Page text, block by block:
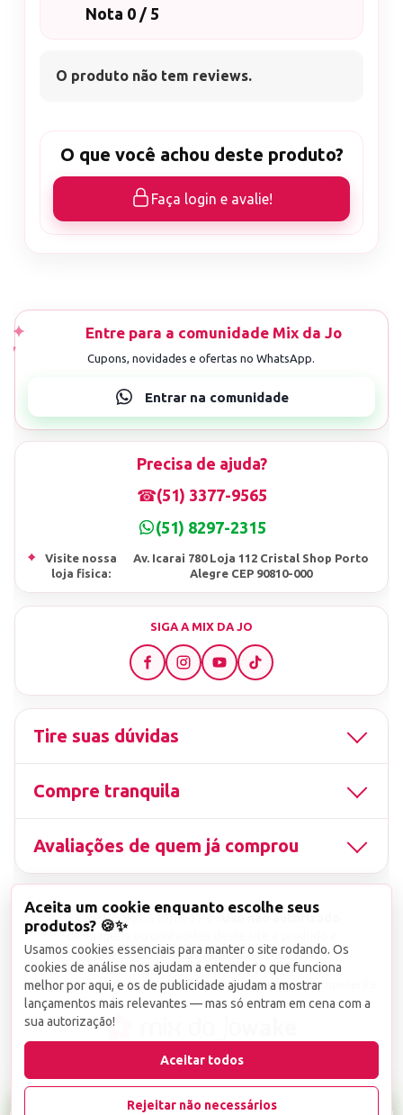
Nota 0 / 5
O produto não tem reviews.
O que você achou deste produto?
Faça login e avalie!
Precisa de ajuda?
☎(51) 3377-9565
(51) 8297-2315
⌖
Visite nossa
loja fisica:
Av. Icarai 780 Loja 112 Cristal Shop Porto
Alegre CEP 90810-000
SIGA A MIX DA JO
Tire suas dúvidas
Compre tranquila
Avaliações de quem já comprou
▤ CNPJ13.851.519/0001-25
de imagens ou conteúdos deste site é proibido e
viola a Lei de Direitos Autorais nº 9.610/98.
Infrações serão denunciadas diretamente ao órgão competente.
Aceita um cookie enquanto escolhe seus
produtos? 🍪✨
Usamos cookies essenciais para manter o site rodando. Os
cookies de análise nos ajudam a entender o que funciona
melhor por aqui, e os de publicidade ajudam a mostrar
lançamentos mais relevantes — mas só entram em cena com a
sua autorização!
Aceitar todos
Rejeitar não necessários